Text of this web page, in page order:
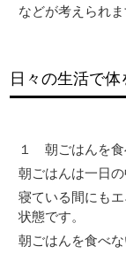
などが考えられま
日々の生活で
１ 朝ごはんを
朝ごはんは一日
寝ている間にも
状態です。
朝ごはんを食べ